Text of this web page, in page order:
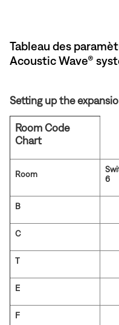
Tableau des
Acoustic Wave®
Setting up the
Room Code
Chart
Room
6
B
C
T
E
F